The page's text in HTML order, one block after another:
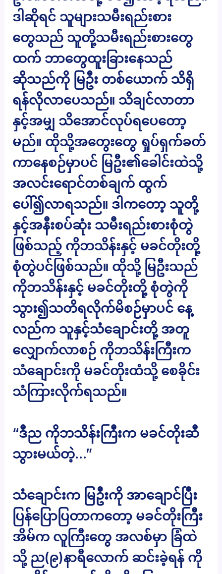
ဒါဆိုရင် သူများသမီးရည်းစား
တွေသည် သူတို့သမီးရည်းစားတွေ
ထက် ဘာတွေထူးခြားနေသည်
ဆိုသည်ကို မြဦး တစ်ယောက် သိရှိ
ရန်လိုလာပေသည်။ သိချင်လာတာ
နှင့်အမျှ သိအောင်လုပ်ရပေတော့
မည်။ ထိုသို့အတွေးတွေ ရှုပ်ရှက်ခတ်
ကာနေစဉ်မှာပင် မြဦး၏ခေါင်းထဲသို့
အလင်းရောင်တစ်ချက် ထွက်
ပေါ်၍လာရသည်။ ဒါကတော့ သူတို့
နှင့်အနီးစပ်ဆုံး သမီးရည်းစားစုံတွဲ
ဖြစ်သည့် ကိုဘသိန်းနှင့် မခင်တိုးတို့
စုံတွဲပင်ဖြစ်သည်။ ထိုသို့ မြဦးသည်
ကိုဘသိန်းနှင့် မခင်တိုးတို့ စုံတွဲကို
သွား၍သတိရလိုက်မိစဉ်မှာပင် နေ့
လည်က သူနှင့်သံချောင်းတို့ အတူ
လျှောက်လာစဉ် ကိုဘသိန်းကြီးက
သံချောင်းကို မခင်တိုးထံသို့ စေခိုင်း
သံကြားလိုက်ရသည်။
“ဒီည ကိုဘသိန်းကြီးက မခင်တိုးဆီ
သွားမယ်တဲ့…”
သံချောင်းက မြဦးကို အာချောင်ပြီး
ပြန်ပြောပြတာကတော့ မခင်တိုးကြီး
အိမ်က လူကြီးတွေ အလစ်မှာ ခြံထဲ
သို့ ည(၉)နာရီလောက် ဆင်းခဲ့ရန် ကို